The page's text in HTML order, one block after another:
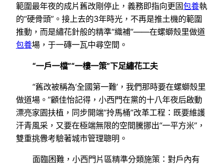
範圍最年夜的成片舊改剛停止，義務即指向更固包養執
的“硬骨頭”。接上去的3年時光，不再是推土機的範圍
推動，而是繡花針般的精準“織補”——在螺螄殼里做道
包養場，于一磚一瓦中尋空間。
“一戶一檔”“一樓一策”下足繡花工夫
“舊改被稱為‘全國第一難’，我們那時要在螺螄殼里
做道場。”顧佳怡記得，小西門在黨的十八年夜后啟動
漂亮家園扶植，同步開端“拎馬桶”改革工程：既要維護
汗青風采，又要在極端無限的空間騰挪出“一平方米”，
雙重挑釁考驗著城市管理聰明。
面臨困難，小西門片區精準分類施策：對戶內有